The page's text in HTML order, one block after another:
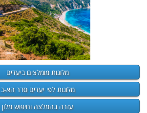
מלונות מומלצים ביעדים
מלונות לפי יעדים סדר הא-ב
עזרה בהמלצה וחיפוש מלון